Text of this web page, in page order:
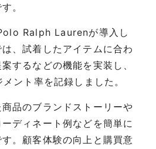
。
Ralph Laurenが導入し
、試着したアイテムに合わ
するなどの機能を実装し、
ント率を記録しました。
品のブランドストーリーや
ディネート例などを簡単に
。顧客体験の向上と購買意